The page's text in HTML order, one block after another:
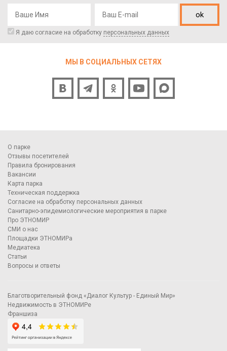
ok
Я даю согласие на обработку персональных данных
МЫ В СОЦИАЛЬНЫХ СЕТЯХ
О парке
Отзывы посетителей
Правила бронирования
Вакансии
Карта парка
Техническая поддержка
Согласие на обработку персональных данных
Санитарно-эпидемиологические мероприятия в парке
Про ЭТНОМИР
СМИ о нас
Площадки ЭТНОМИРа
Медиатека
Статьи
Вопросы и ответы
Благотворительный фонд «Диалог Культур - Единый Мир»
Недвижимость в ЭТНОМИРе
Франшиза